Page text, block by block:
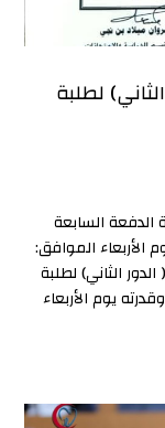
لطلبة
الدفعة السابعة
الأربعاء الموافق:
( الدور الثاني) لطلبة
يوم الأربعاء